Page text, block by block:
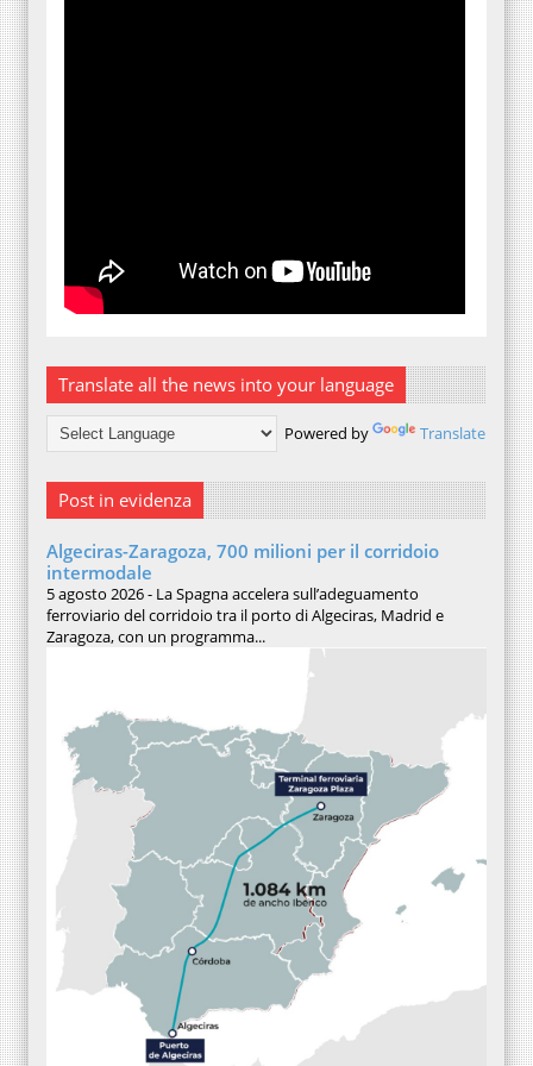
Translate all the news into your language
Powered by Translate
Post in evidenza
Algeciras-Zaragoza, 700 milioni per il corridoio
intermodale
5 agosto 2026 - La Spagna accelera sull’adeguamento
ferroviario del corridoio tra il porto di Algeciras, Madrid e
Zaragoza, con un programma...